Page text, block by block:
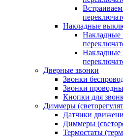
Накладные
Накладные
Накладные
Дверные звонки
Звонки
Звонки
Кнопки для
Диммеры
Датчики
Диммеры
Термостаты